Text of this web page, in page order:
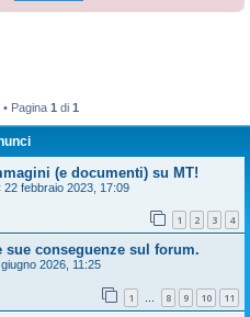
Pagina 1 di 1
(e documenti) su MT!
22 febbraio 2023, 17:09
1 2 3 4
sue conseguenze sul forum.
2026, 11:25
1 … 8 9 10 11